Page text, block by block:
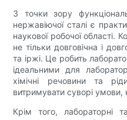
З точки зору
нержавіючої сталі є
наукової робочої області.
не тільки довговічна і
та іржі. Це робить
ідеальними для
хімічні речовини та
витримувати суворі умови,
Крім того, лабораторні